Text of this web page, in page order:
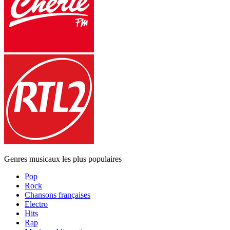
Genres musicaux les plus populaires
Pop
Rock
Chansons françaises
Electro
Hits
Rap